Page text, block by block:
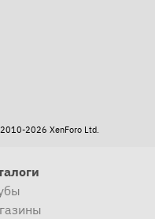
2026 XenForo Ltd.